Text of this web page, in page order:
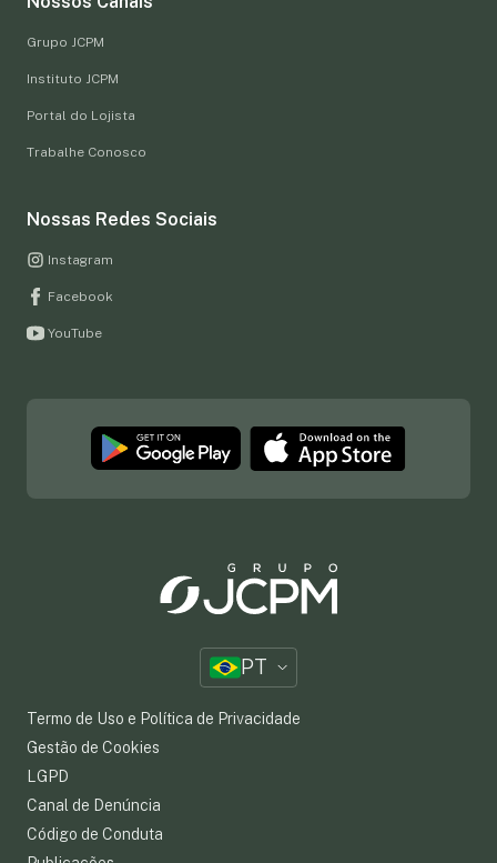
Grupo JCPM
Instituto JCPM
Portal do Lojista
Trabalhe Conosco
Nossas Redes Sociais
Instagram
Facebook
YouTube
PT
Termo de Uso e Política de Privacidade
Gestão de Cookies
LGPD
Canal de Denúncia
Código de Conduta